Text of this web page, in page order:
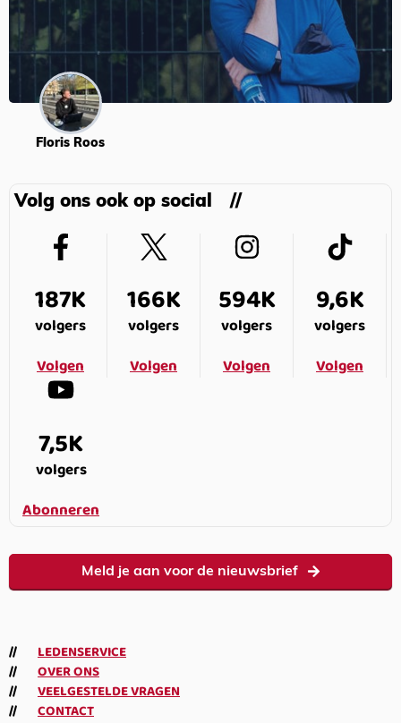
Floris Roos
Volg ons ook op social
187K
volgers
Volgen
166K
volgers
Volgen
594K
volgers
Volgen
9,6K
volgers
Volgen
7,5K
volgers
Abonneren
Meld je aan voor de nieuwsbrief
LEDENSERVICE
OVER ONS
VEELGESTELDE VRAGEN
CONTACT